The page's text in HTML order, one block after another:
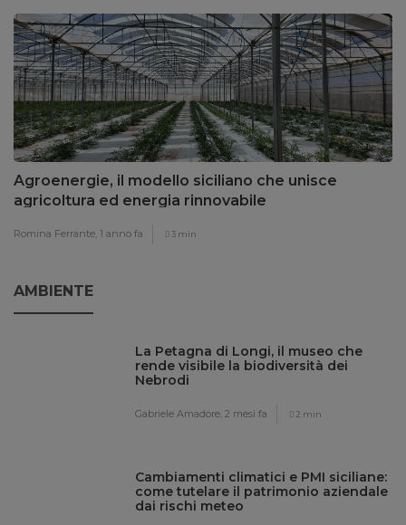
Agroenergie, il modello siciliano che unisce
agricoltura ed energia rinnovabile
Romina Ferrante, 1 anno fa 3 min
AMBIENTE
La Petagna di Longi, il museo che
rende visibile la biodiversità dei
Nebrodi
Gabriele Amadore,2 mesi fa 2 min
Cambiamenti climatici e PMI siciliane:
come tutelare il patrimonio aziendale
dai rischi meteo